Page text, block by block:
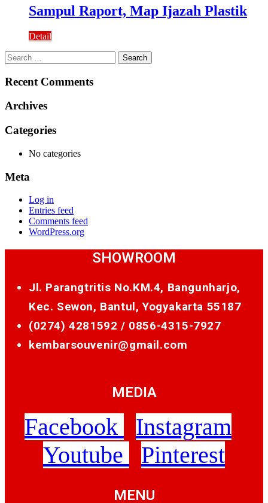
Sampul Raport, Map Ijazah Plastik
Detail
Search
for:
Recent Comments
Archives
Categories
No categories
Meta
Log in
Entries feed
Comments feed
WordPress.org
SHOWROOM
Jl. Parangtritis No.KM.4, Bangunharjo,
Kec. Sewon, Bantul, Yogyakarta 55187
(0274) 4281592 / 0856-4315-7927
kembarsouvenir@gmail.com
MEDIA
Facebook
Instagram
Youtube
Pinterest
MENU